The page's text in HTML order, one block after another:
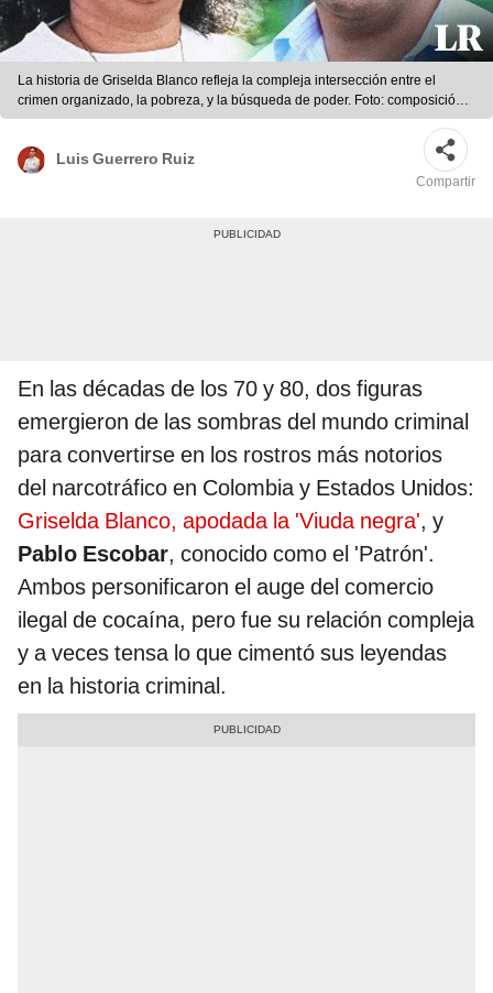
La historia de Griselda Blanco refleja la compleja intersección entre el
crimen organizado, la pobreza, y la búsqueda de poder. Foto: composición
LR/AFP
Luis Guerrero Ruiz
Compartir
En las décadas de los 70 y 80, dos figuras
emergieron de las sombras del mundo criminal
para convertirse en los rostros más notorios
del narcotráfico en Colombia y Estados Unidos:
Griselda Blanco, apodada la 'Viuda negra', y
Pablo Escobar, conocido como el 'Patrón'.
Ambos personificaron el auge del comercio
ilegal de cocaína, pero fue su relación compleja
y a veces tensa lo que cimentó sus leyendas
en la historia criminal.